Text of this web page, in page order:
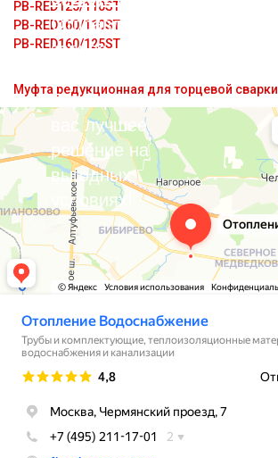
Отправляйте
запрос на почту:
Подберем для
вас лучшее
решение на
выгодных
условиях!
PB-RED125/110ST
PB-RED160/110ST
PB-RED160/125ST
Муфта редукционная для торцевой сварки